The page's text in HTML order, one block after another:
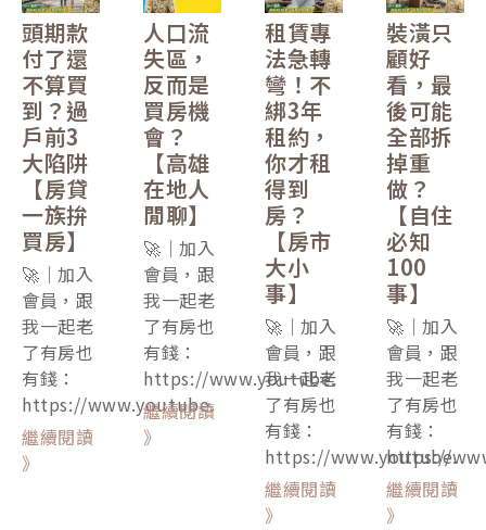
頭期款
付了還
不算買
到？過
戶前3
大陷阱
【房貸
一族拚
買房】
🚀｜加入
會員，跟
我一起老
了有房也
有錢：
https://www.youtube.
繼續閱讀
》
人口流
失區，
反而是
買房機
會？
【高雄
在地人
閒聊】
🚀｜加入
會員，跟
我一起老
了有房也
有錢：
https://www.youtube.
繼續閱讀
》
租賃專
法急轉
彎！不
綁3年
租約，
你才租
得到
房？
【房市
大小
事】
🚀｜加入
會員，跟
我一起老
了有房也
有錢：
https://www.youtube.
繼續閱讀
》
裝潢只
顧好
看，最
後可能
全部拆
掉重
做？
【自住
必知
100
事】
🚀｜加入
會員，跟
我一起老
了有房也
有錢：
https://
繼續閱讀
》